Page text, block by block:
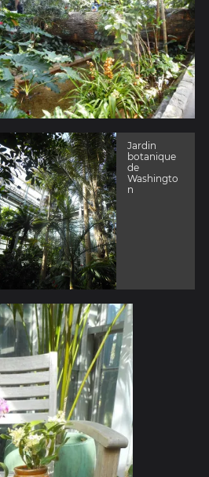
Jardin
botanique
de
Washingto
n